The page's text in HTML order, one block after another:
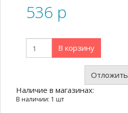
536 p
В корзину
Отложить
Наличие в магазинах:
В наличии: 1 шт